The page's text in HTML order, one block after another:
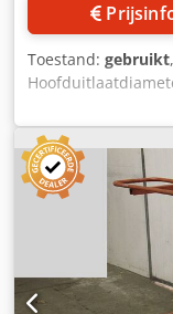
Toestand: gebruikt
aan voor- en